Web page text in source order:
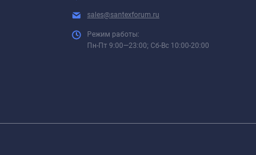
sales@santexforum.ru
Режим работы:
Пн-Пт 9:00—23:00; Сб-Вс 10:00-20:00